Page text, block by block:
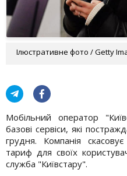
Ілюстративне фото / Getty
Мобільний оператор
базові сервіси, які
грудня. Компанія
тариф для своїх
служба "Київстару".